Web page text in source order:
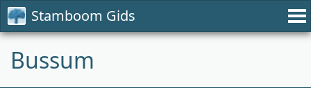
Stamboom Gids
Bussum